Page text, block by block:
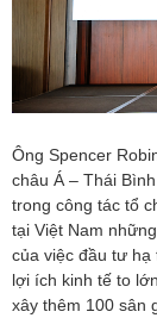
Ông Spencer
châu Á – Thái
trong công tác tổ
tại Việt Nam
của việc đầu tư
lợi ích kinh tế to
xây thêm 100 sân